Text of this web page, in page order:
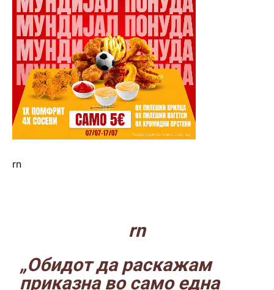
rn
rn
„Обидот да раскажам
приказна во само една